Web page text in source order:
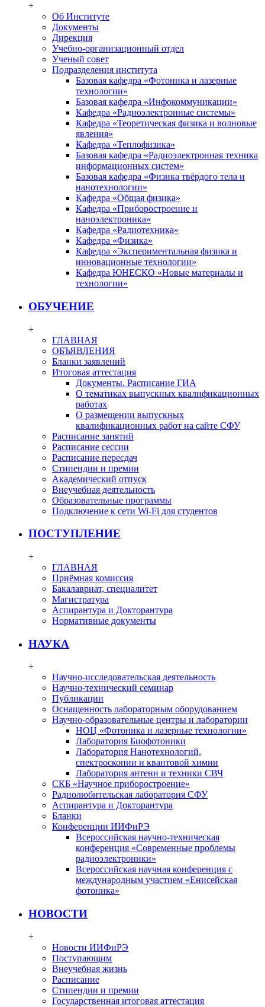
+
Об Институте
Документы
Дирекция
Учебно-организационный отдел
Ученый совет
Подразделения института
Базовая кафедра «Фотоника и лазерные
технологии»
Базовая кафедра «Инфокоммуникации»
Кафедра «Радиоэлектронные системы»
Кафедра «Теоретическая физика и волновые
явления»
Кафедра «Теплофизика»
Базовая кафедра «Радиоэлектронная техника
информационных систем»
Базовая кафедра «Физика твёрдого тела и
нанотехнологии»
Кафедра «Общая физика»
Кафедра «Приборостроение и
наноэлектроника»
Кафедра «Радиотехника»
Кафедра «Физика»
Кафедра «Экспериментальная физика и
инновационные технологии»
Кафедра ЮНЕСКО «Новые материалы и
технологии»
ОБУЧЕНИЕ
+
ГЛАВНАЯ
ОБЪЯВЛЕНИЯ
Бланки заявлений
Итоговая аттестация
Документы. Расписание ГИА
О тематиках выпускных квалификационных
работах
О размещении выпускных
квалификационных работ на сайте СФУ
Расписание занятий
Расписание сессии
Расписание пересдач
Стипендии и премии
Академический отпуск
Внеучебная деятельность
Образовательные программы
Подключение к сети Wi-Fi для студентов
ПОСТУПЛЕНИЕ
+
ГЛАВНАЯ
Приёмная комиссия
Бакалавриат, специалитет
Магистратура
Аспирантура и Докторантура
Нормативные документы
НАУКА
+
Научно-исследовательская деятельность
Научно-технический семинар
Публикации
Оснащенность лабораторным оборудованием
Научно-образовательные центры и лаборатории
НОЦ «Фотоника и лазерные технологии»
Лаборатория Биофотоники
Лаборатория Нанотехнологий,
спектроскопии и квантовой химии
Лаборатория антенн и техники СВЧ
СКБ «Научное приборостроение»
Радиолюбительская лаборатория СФУ
Аспирантура и Докторантура
Бланки
Конференции ИИФиРЭ
Всероссийская научно-техническая
конференция «Современные проблемы
радиоэлектроники»
Всероссийская научная конференция с
международным участием «Енисейская
фотоника»
НОВОСТИ
+
Новости ИИФиРЭ
Поступающим
Внеучебная жизнь
Расписание
Стипендии и премии
Государственная итоговая аттестация